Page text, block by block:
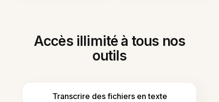
Accès illimité à tous nos
outils
Transcrire des fichiers en texte